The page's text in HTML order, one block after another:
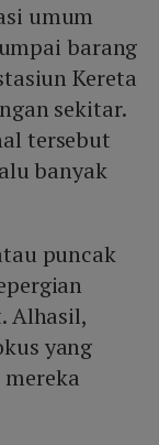
umum
barang
Kereta
sekitar.
tersebut
banyak
puncak
Alhasil,
yang